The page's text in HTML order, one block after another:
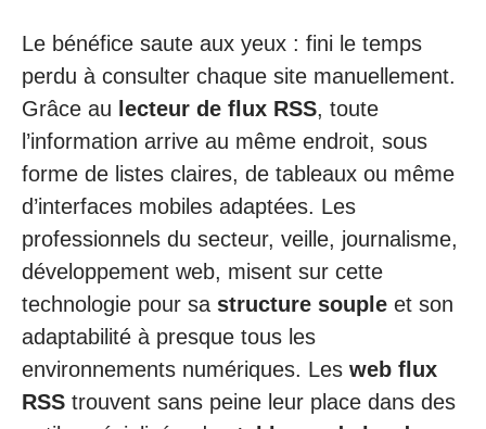
Le bénéfice saute aux yeux : fini le temps
perdu à consulter chaque site manuellement.
Grâce au lecteur de flux RSS, toute
l’information arrive au même endroit, sous
forme de listes claires, de tableaux ou même
d’interfaces mobiles adaptées. Les
professionnels du secteur, veille, journalisme,
développement web, misent sur cette
technologie pour sa structure souple et son
adaptabilité à presque tous les
environnements numériques. Les web flux
RSS trouvent sans peine leur place dans des